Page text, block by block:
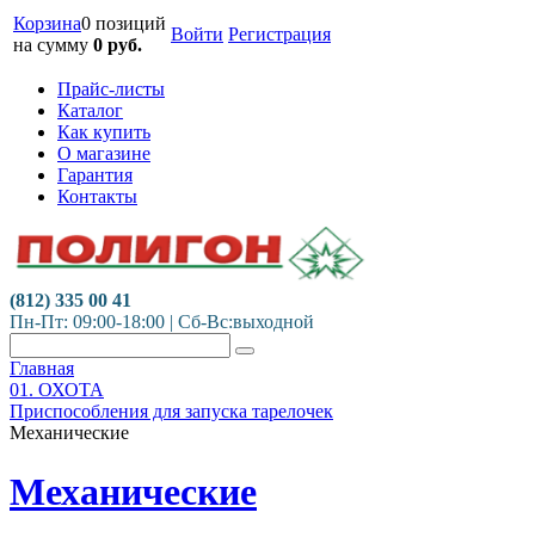
Корзина0 позиций
на сумму 0 руб.
Войти Регистрация
Прайс-листы
Каталог
Как купить
О магазине
Гарантия
Контакты
(812) 335 00 41
Пн-Пт: 09:00-18:00 | Сб-Вс:выходной
Главная
01. ОХОТА
Приспособления для запуска тарелочек
Механические
Механические